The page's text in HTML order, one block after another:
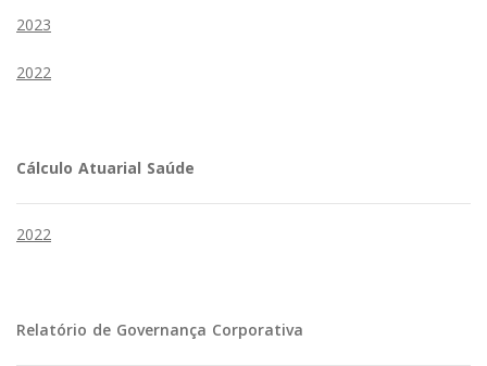
2023
2022
Cálculo Atuarial Saúde
2022
Relatório de Governança Corporativa